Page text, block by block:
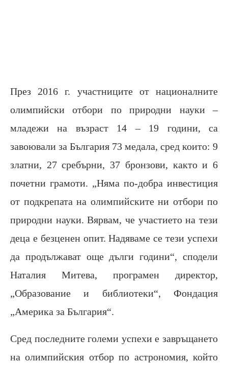
През 2016 г. участниците от националните
олимпийски отбори по природни науки –
младежи на възраст 14 – 19 години, са
завоювали за България 73 медала, сред които: 9
златни, 27 сребърни, 37 бронзови, както и 6
почетни грамоти. „Няма по-добра инвестиция
от подкрепата на олимпийските ни отбори по
природни науки. Вярвам, че участието на тези
деца е безценен опит. Надяваме се тези успехи
да продължават още дълги години“, сподели
Наталия Митева, програмен директор,
„Образование и библиотеки“, Фондация
„Америка за България“.
Сред последните големи успехи е завръщането
на олимпийския отбор по астрономия, който